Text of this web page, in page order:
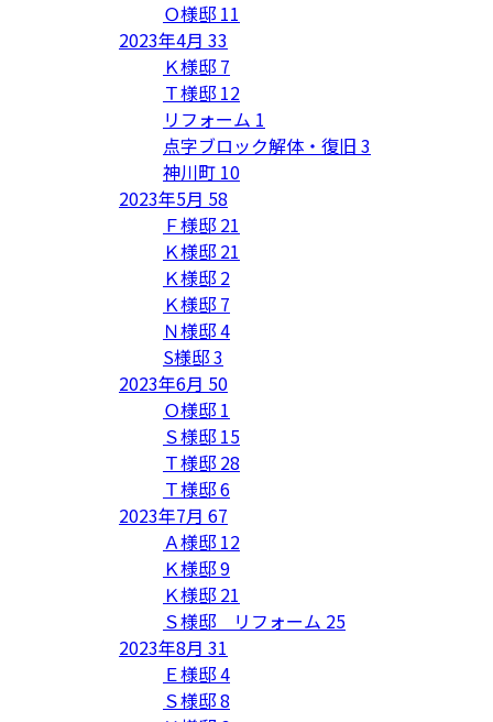
Ｏ様邸 11
2023年4月 33
Ｋ様邸 7
Ｔ様邸 12
リフォーム 1
点字ブロック解体・復旧 3
神川町 10
2023年5月 58
Ｆ様邸 21
Ｋ様邸 21
Ｋ様邸 2
Ｋ様邸 7
Ｎ様邸4
S様邸3
2023年6月 50
Ｏ様邸 1
Ｓ様邸 15
Ｔ様邸 28
Ｔ様邸6
2023年7月 67
Ａ様邸 12
Ｋ様邸9
Ｋ様邸 21
Ｓ様邸 リフォーム 25
2023年8月 31
Ｅ様邸4
Ｓ様邸8